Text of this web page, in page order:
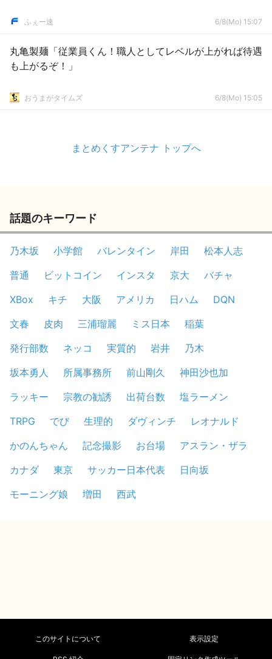
ふぇー速 6/8(Mo) 15:07
丸亀製麺「従業員くん！職人としてレベルが上がれば待遇
も上がるぞ！」
おうまがタイムズ 6/8(Mo) 15:05
まとめくすアンテナ トップへ
話題のキーワード
乃木坂 小学館 バレンタイン 岸田
松本人志
普通
ビットコイン インスタ 京大
バチャ
XBox
キチ 大阪 アメリカ 日ハム
DQN
文春
皮肉 三浦瑠麗 ミス日本
稲葉
発行部数
ネッコ 実質的 岩井
乃木
坂本勇人
所属事務所 前山剛久
神田沙也加
ラッキー
宗教の勧誘 出荷台数
塩ラーメン
TRPG
でび 生理的 ダヴィンチ
レオナルド
かのんちゃん
記念撮影 お台場
アスラン・ザラ
カナダ
東京 サッカー日本代表
日向坂
モーニング娘
増田 西武
このサイトについて 表示設定